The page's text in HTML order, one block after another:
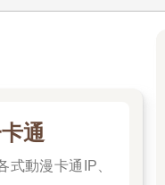
通
式動漫卡通IP、